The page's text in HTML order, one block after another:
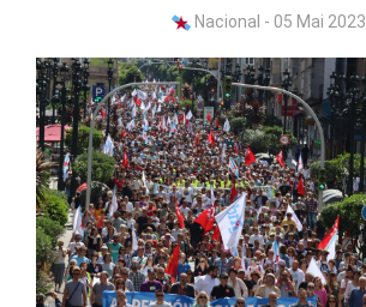
Nacional - 05 Mai 2023